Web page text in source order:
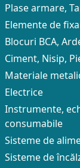
Plase armare,
Elemente de
Blocuri BCA,
Ciment, Nisip,
Materiale
Electrice
Instrumente,
consumabile
Sisteme de
Sisteme de